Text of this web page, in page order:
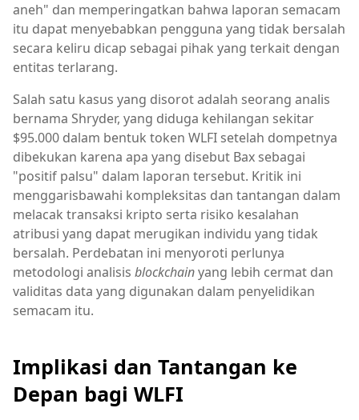
aneh" dan memperingatkan bahwa laporan semacam
itu dapat menyebabkan pengguna yang tidak bersalah
secara keliru dicap sebagai pihak yang terkait dengan
entitas terlarang.
Salah satu kasus yang disorot adalah seorang analis
bernama Shryder, yang diduga kehilangan sekitar
$95.000 dalam bentuk token WLFI setelah dompetnya
dibekukan karena apa yang disebut Bax sebagai
"positif palsu" dalam laporan tersebut. Kritik ini
menggarisbawahi kompleksitas dan tantangan dalam
melacak transaksi kripto serta risiko kesalahan
atribusi yang dapat merugikan individu yang tidak
bersalah. Perdebatan ini menyoroti perlunya
metodologi analisis blockchainyang lebih cermat dan
validitas data yang digunakan dalam penyelidikan
semacam itu.
Implikasi dan Tantangan ke
Depan bagi WLFI